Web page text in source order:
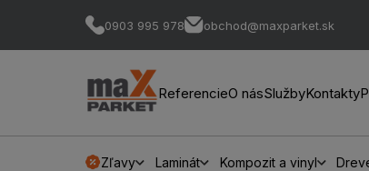
0903 995 978 obchod@maxparket.sk
ReferencieO násSlužbyKontakty
Zľavy Laminát Kompozit a vinyl